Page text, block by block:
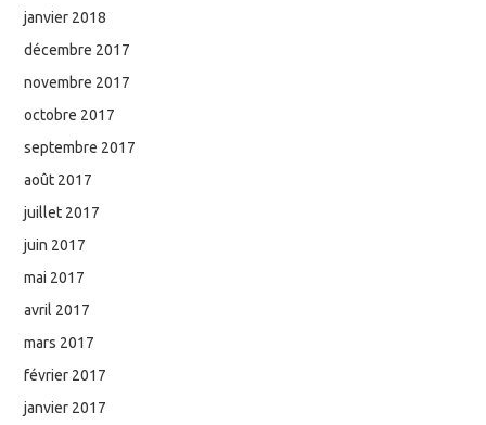
janvier 2018
décembre 2017
novembre 2017
octobre 2017
septembre 2017
août 2017
juillet 2017
juin 2017
mai 2017
avril 2017
mars 2017
février 2017
janvier 2017